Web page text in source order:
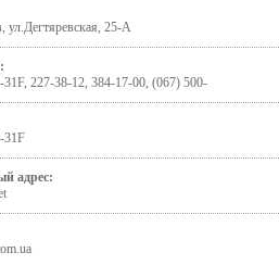
ул.Дегтяревская, 25-А
227-38-12, 384-17-00, (067) 500-
31F
адрес: